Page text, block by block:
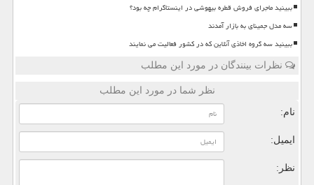
ببینید ماجرای فروش قطره بیهوشی در اینستاگرام چه بود؟
سه مدل جمینای به بازار آمدند
ببینید سه گروه اخاذی آنلاین که در کشور فعالیت می نمایند
نظرات بینندگان در مورد این مطلب
نظر شما در مورد این مطلب
نام:
ایمیل:
نظر: